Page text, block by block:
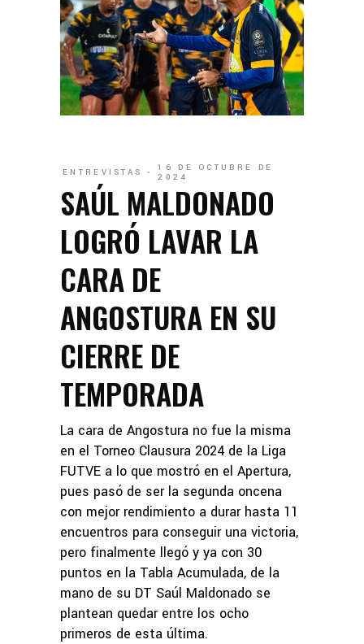
ENTREVISTAS
16 DE OCTUBRE DE
2024
SAÚL MALDONADO
LOGRÓ LAVAR LA
CARA DE
ANGOSTURA EN SU
CIERRE DE
TEMPORADA
La cara de Angostura no fue la misma
en el Torneo Clausura 2024 de la Liga
FUTVE a lo que mostró en el Apertura,
pues pasó de ser la segunda oncena
con mejor rendimiento a durar hasta 11
encuentros para conseguir una victoria,
pero finalmente llegó y ya con 30
puntos en la Tabla Acumulada, de la
mano de su DT Saúl Maldonado se
plantean quedar entre los ocho
primeros de esta última.